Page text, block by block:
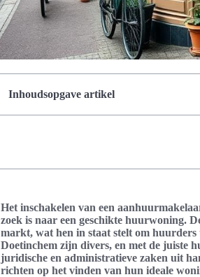
Inhoudsopgave artikel
Het inschakelen van een
zoek is naar een geschikte huurwoning.
markt, wat hen in staat stelt om
Doetinchem zijn divers, en met de juiste
juridische en administratieve zaken uit
richten op het vinden van hun ideale